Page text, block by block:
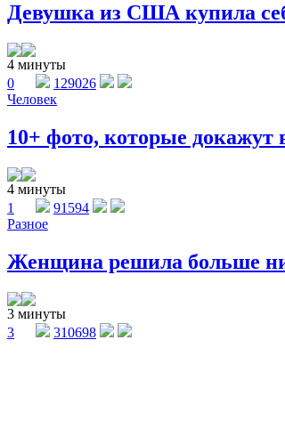
Девушка из США купила
4 минуты
0
129026
Человек
10+ фото, которые
4 минуты
1
91594
Разное
Женщина решила больше
3 минуты
3
310698